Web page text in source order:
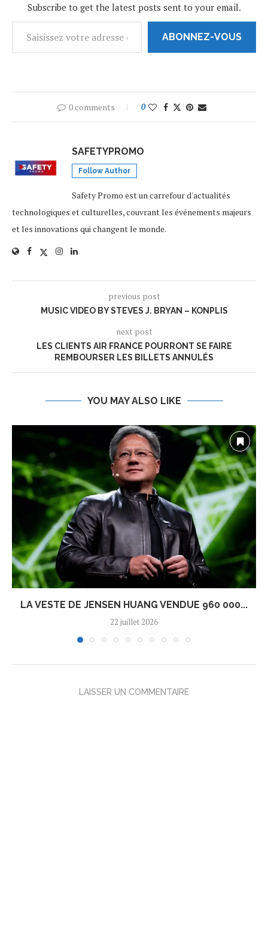
Subscribe to get the latest posts sent to your email.
ABONNEZ-VOUS
0 comments 0
SAFETYPROMO
Follow Author
Safety Promo est un carrefour d'actualités
technologiques et culturelles, couvrant les événements majeurs
et les innovations qui changent le monde.
previous post
MUSIC VIDEO BY STEVES J. BRYAN – KONPLIS
next post
LES CLIENTS AIR FRANCE POURRONT SE FAIRE
REMBOURSER LES BILLETS ANNULÉS
YOU MAY ALSO LIKE
LA VESTE DE JENSEN HUANG VENDUE 960 000...
22 juillet 2026
LAISSER UN COMMENTAIRE